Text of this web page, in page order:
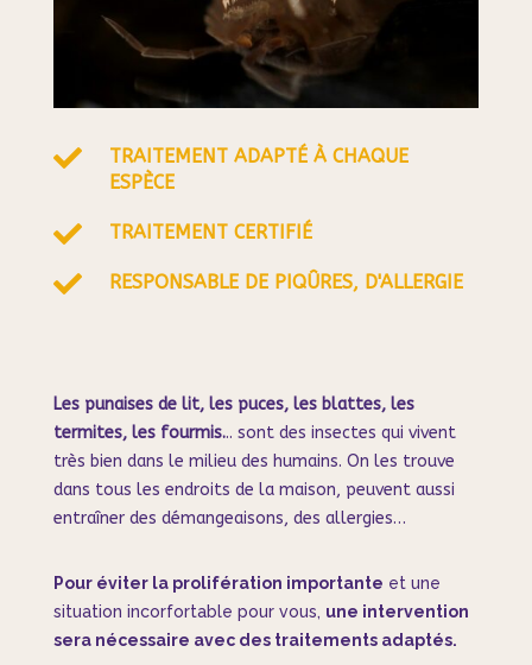

TRAITEMENT ADAPTÉ À CHAQUE
ESPÈCE
 TRAITEMENT CERTIFIÉ
 RESPONSABLE DE PIQÛRES, D'ALLERGIE
Les punaises de lit, les puces, les blattes, les
termites, les fourmis... sont des insectes qui vivent
très bien dans le milieu des humains. On les trouve
dans tous les endroits de la maison, peuvent aussi
entraîner des démangeaisons, des allergies…
Pour éviter la prolifération importante et une
situation incorfortable pour vous, une intervention
sera nécessaire avec des traitements adaptés.